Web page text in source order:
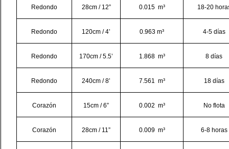
Redondo 28cm / 12” 0.015 m³ 18-20
Redondo 120cm / 4’ 0.963 m³ 4-5 días
Redondo 170cm / 5.5’ 1.868 m³ 8 días
Redondo 240cm / 8’ 7.561 m³ 18 días
Corazón 15cm / 6” 0.002 m³ No flota
Corazón 28cm / 11” 0.009 m³ 6-8 horas